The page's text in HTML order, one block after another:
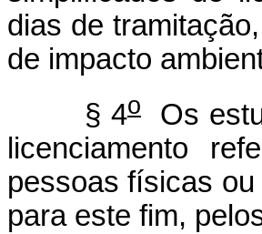
dias de
de impacto
§ 4o
Os
licenciamento
pessoas físicas
para este fim,